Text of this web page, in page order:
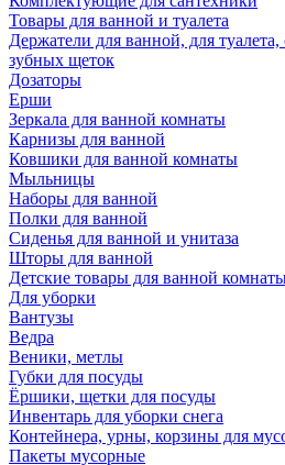
Товары для ванной и туалета
Держатели для ванной, для
зубных щеток
Дозаторы
Ерши
Зеркала для ванной комнаты
Карнизы для ванной
Ковшики для ванной комнаты
Мыльницы
Наборы для ванной
Полки для ванной
Сиденья для ванной и унитаза
Шторы для ванной
Детские товары для ванной
Для уборки
Вантузы
Ведра
Веники, метлы
Губки для посуды
Ёршики, щетки для посуды
Инвентарь для уборки снега
Контейнера, урны, корзины для
Пакеты мусорные